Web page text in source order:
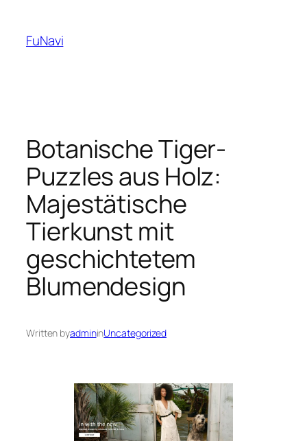
content
FuNavi
Botanische Tiger-
Puzzles aus Holz:
Majestätische
Tierkunst mit
geschichtetem
Blumendesign
Written byadmininUncategorized